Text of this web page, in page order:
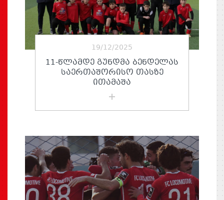
19/12/2025
11-ᲬᲚᲐᲛᲓᲔ ᲒᲣᲜᲓᲛᲐ ᲑᲔᲜᲓᲔᲚᲐᲡ
ᲡᲐᲔᲠᲗᲐᲨᲝᲠᲘᲡᲝ ᲗᲐᲡᲖᲔ
ᲘᲗᲐᲛᲐᲨᲐ